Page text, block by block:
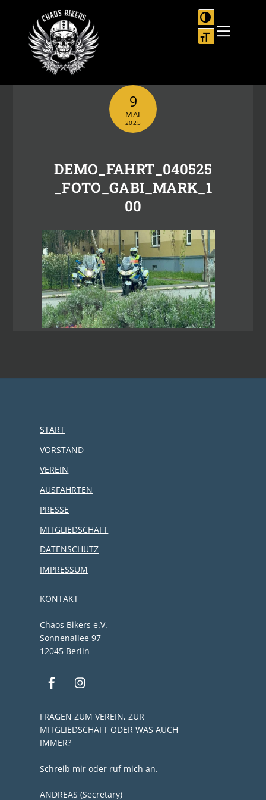
content
Menu
SCHRIFT
9
MAI
2025
DEMO_FAHRT_040525
_FOTO_GABI_MARK_1
00
START
VORSTAND
VEREIN
AUSFAHRTEN
PRESSE
MITGLIEDSCHAFT
DATENSCHUTZ
IMPRESSUM
KONTAKT
Chaos Bikers e.V.
Sonnenallee 97
12045 Berlin
FRAGEN ZUM VEREIN, ZUR
MITGLIEDSCHAFT ODER WAS AUCH
IMMER?
Schreib mir oder ruf mich an.
ANDREAS (Secretary)